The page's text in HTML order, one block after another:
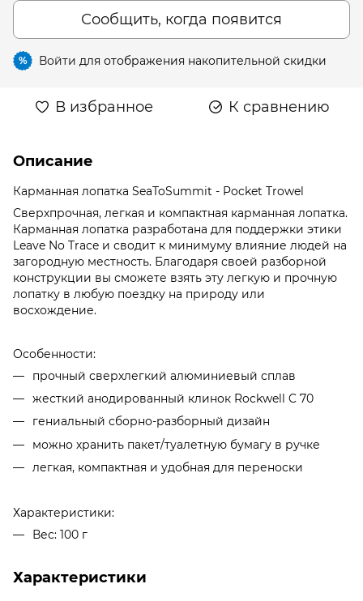
Сообщить, когда появится
% Войти для отображения накопительной скидки
В избранное К сравнению
Описание
Карманная лопатка SeaToSummit - Pocket Trowel
Сверхпрочная, легкая и компактная карманная лопатка.
Карманная лопатка разработана для поддержки этики
Leave No Trace и сводит к минимуму влияние людей на
загородную местность. Благодаря своей разборной
конструкции вы сможете взять эту легкую и прочную
лопатку в любую поездку на природу или
восхождение.
Особенности:
прочный сверхлегкий алюминиевый сплав
жесткий анодированный клинок Rockwell C 70
гениальный сборно-разборный дизайн
можно хранить пакет/туалетную бумагу в ручке
легкая, компактная и удобная для переноски
Характеристики:
Вес: 100 г
Характеристики